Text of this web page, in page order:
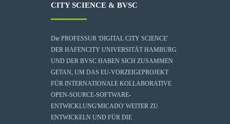
CITY SCIENCE & BVSC
Die PROFESSUR 'DIGITAL CITY SCIENCE'
DER HAFENCITY UNIVERSITÄT HAMBURG
UND DER BVSC HABEN SICH ZUSAMMEN
GETAN, UM DAS EU-VORZEIGEPROJEKT
FÜR INTERNATIONALE KOLLABORATIVE
OPEN-SOURCE-SOFTWARE-
ENTWICKLUNG'MICADO' WEITER ZU
ENTWICKELN UND FÜR DIE